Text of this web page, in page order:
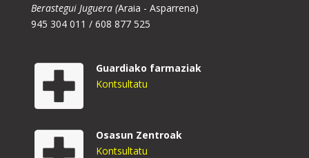
Berastegui Juguera (Araia - Asparrena)
945 304 011 / 608 877 525
Guardiako farmaziak
Kontsultatu
Osasun Zentroak
Kontsultatu